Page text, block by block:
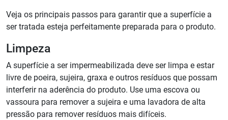
Veja os principais passos para garantir que a superfície a
ser tratada esteja perfeitamente preparada para o produto.
Limpeza
A superfície a ser impermeabilizada deve ser limpa e estar
livre de poeira, sujeira, graxa e outros resíduos que possam
interferir na aderência do produto. Use uma escova ou
vassoura para remover a sujeira e uma lavadora de alta
pressão para remover resíduos mais difíceis.